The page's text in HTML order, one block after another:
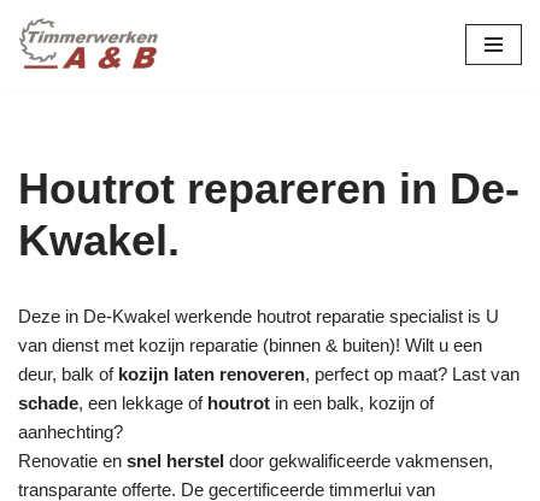
Ga
Houtrot repareren in De-
Kwakel.
Deze in De-Kwakel werkende houtrot reparatie specialist is U
van dienst met kozijn reparatie (binnen & buiten)! Wilt u een
deur, balk of kozijn laten renoveren, perfect op maat? Last van
schade, een lekkage of houtrot in een balk, kozijn of
aanhechting?
Renovatie en snel herstel door gekwalificeerde vakmensen,
transparante offerte. De gecertificeerde timmerlui van